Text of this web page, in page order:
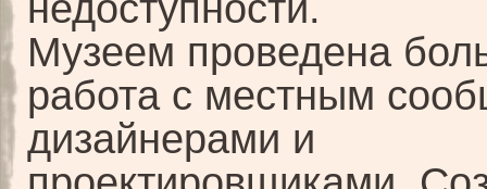
Музеем проведена
работа с местным
дизайнерами и